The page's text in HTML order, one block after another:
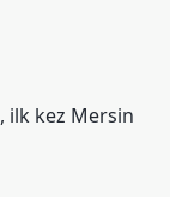
ilk kez Mersin